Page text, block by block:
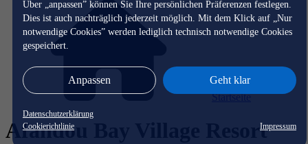
Über „anpassen” können Sie Ihre persönlichen Präferenzen festlegen.
Dies ist auch nachträglich jederzeit möglich. Mit dem Klick auf „Nur
notwendige Cookies” werden lediglich technisch notwendige Cookies
gespeichert.
Anpassen Geht klar
Datenschutzerklärung
Cookierichtlinie
Impressum
Startseite
Afandou Bay Village Resort